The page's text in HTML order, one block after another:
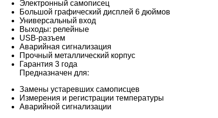
Электронный самописец
Большой графический дисплей 6 дюймов
Универсальный вход
Выходы: релейные
USB-разъем
Аварийная сигнализация
Прочный металлический корпус
Гарантия 3 года
Предназначен для:
Замены устаревших самописцев
Измерения и регистрации температуры
Аварийной сигнализации